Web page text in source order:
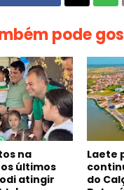
pode
na
últimos
atingir
Laete
do